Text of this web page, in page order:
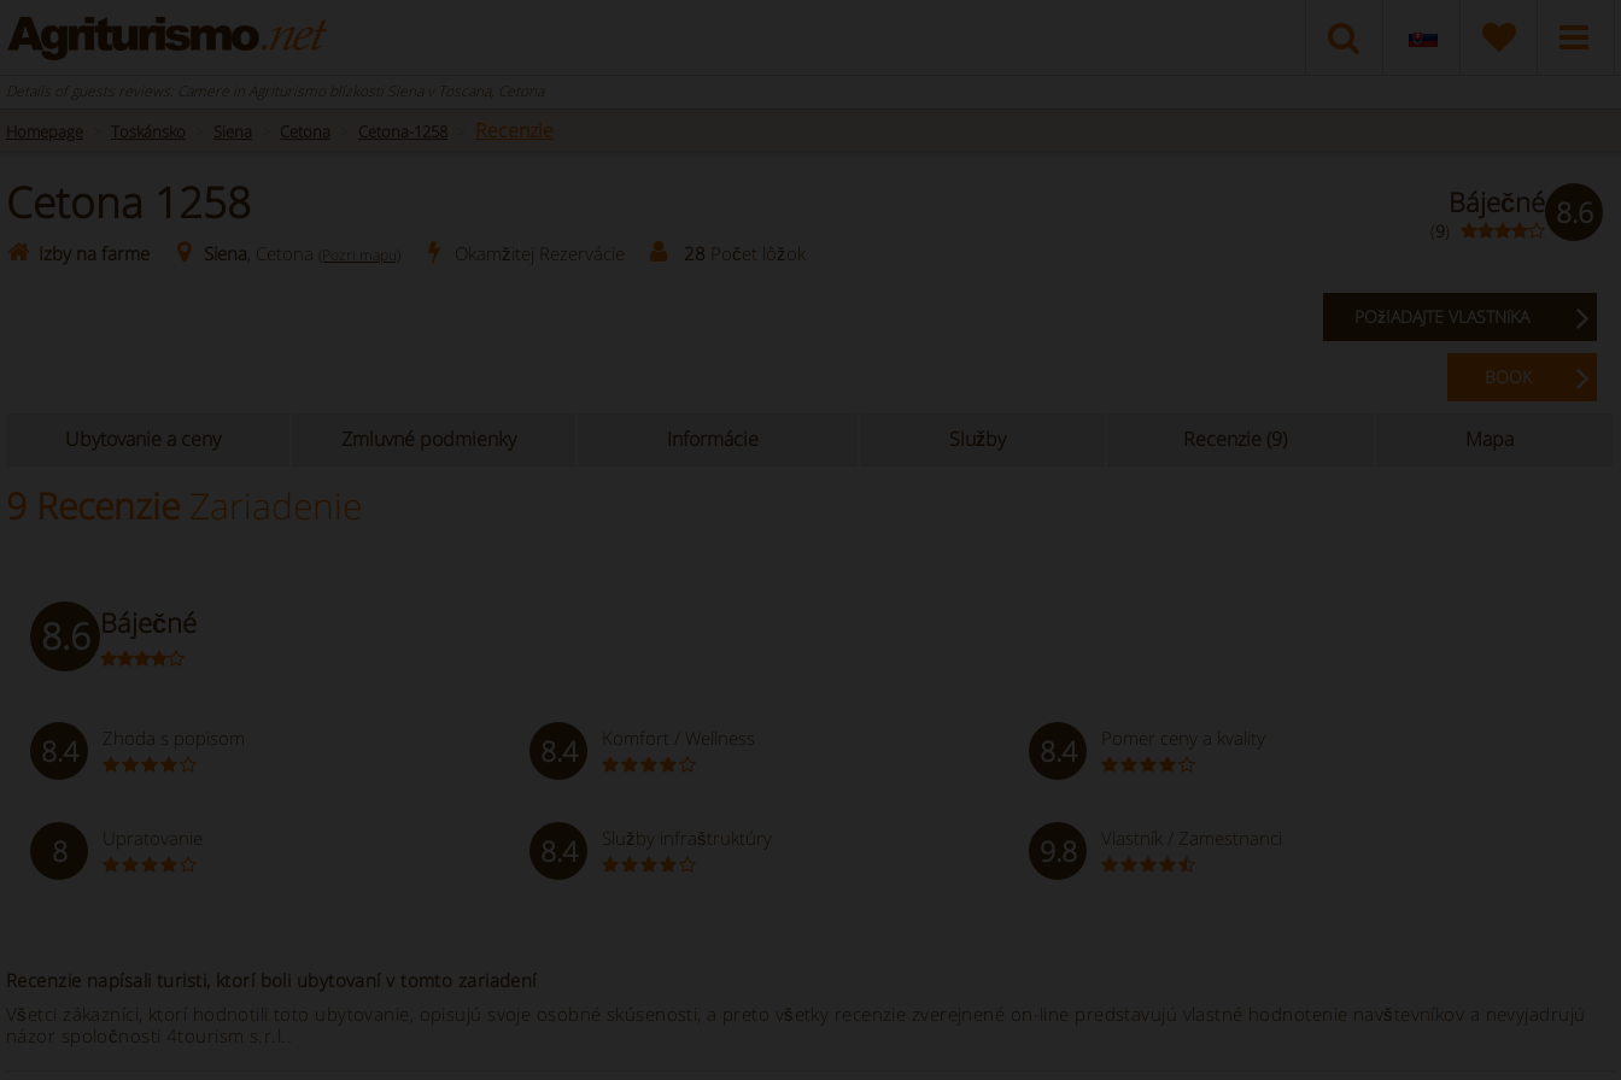
Details of guests reviews: Camere in Agriturismo blízkosti Siena v Toscana, Cetona
Homepage Toskánsko Siena Cetona Cetona-1258 Recenzie
Cetona 1258
Izby na farme Siena, Cetona (Pozri mapu) Okamžitej Rezervácie 28 Počet lôžok
Báječné
(9) 8.6
POžIADAJTE VLASTNíKA
BOOK
Ubytovanie a ceny Zmluvné podmienky Informácie Služby Recenzie (9) Mapa
9 Recenzie Zariadenie
8.6 Báječné
8.4 Zhoda s popisom 8.4 Komfort / Wellness 8.4 Pomer ceny a kvality
8 Upratovanie 8.4 Služby infraštruktúry 9.8 Vlastník / Zamestnanci
Recenzie napísali turisti, ktorí boli ubytovaní v tomto zariadení
Všetci zákazníci, ktorí hodnotili toto ubytovanie, opisujú svoje osobné skúsenosti, a preto všetky recenzie zverejnené on-line predstavujú vlastné hodnotenie navštevníkov a nevyjadrujú
názor spoločnosti 4tourism s.r.l..